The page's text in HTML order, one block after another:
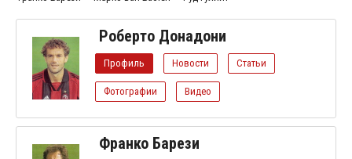
Роберто Донадони
Профиль Новости Статьи
Фотографии Видео
Франко Барези